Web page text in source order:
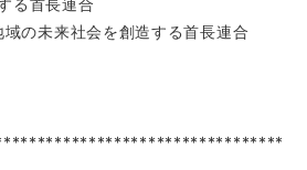
る首長連合
の未来社会を創造する首長連合